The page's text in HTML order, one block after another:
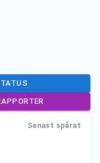
Senast spårat